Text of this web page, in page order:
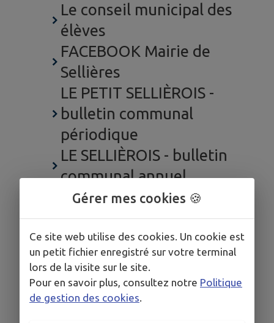
Le conseil municipal des
élèves
FACEBOOK Mairie de
Sellières
LE PETIT SELLIÈROIS -
bulletin communal
périodique
LE SELLIÈROIS - bulletin
communal annuel
Plan Communal de
Sauvegarde (PCS)
Infos à la Une
La fibre est là !
Une Mutuelle
Intercommunale !
Gérer mes cookies 🍪
Ce site web utilise des cookies. Un cookie est
un petit fichier enregistré sur votre terminal
lors de la visite sur le site.
Pour en savoir plus, consultez notre Politique
de gestion des cookies